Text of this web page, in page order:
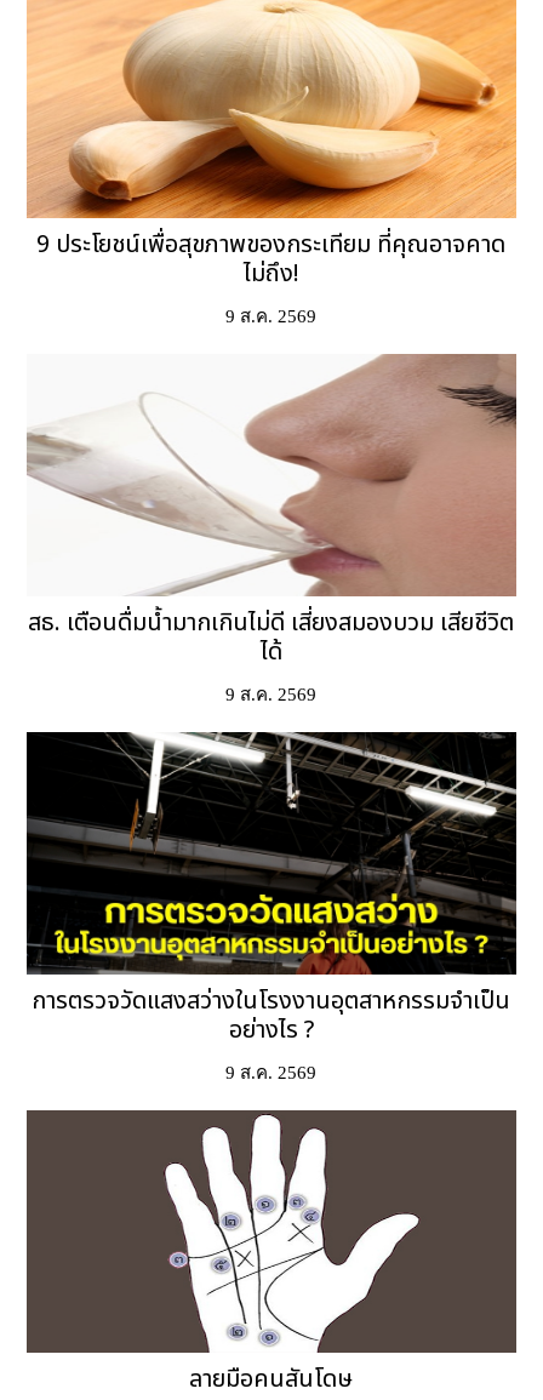
9 ประโยชน์เพื่อสุขภาพของกระเทียม ที่คุณอาจคาด
ไม่ถึง!
9 ส.ค. 2569
สธ. เตือนดื่มน้ำมากเกินไม่ดี เสี่ยงสมองบวม เสียชีวิต
ได้
9 ส.ค. 2569
การตรวจวัดแสงสว่างในโรงงานอุตสาหกรรมจำเป็น
อย่างไร ?
9 ส.ค. 2569
ลายมือคนสันโดษ